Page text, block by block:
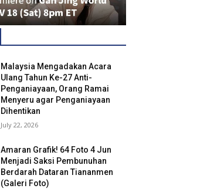
Malaysia Mengadakan Acara
Ulang Tahun Ke-27 Anti-
Penganiayaan, Orang Ramai
Menyeru agar Penganiayaan
Dihentikan
July 22, 2026
Amaran Grafik! 64 Foto 4 Jun
Menjadi Saksi Pembunuhan
Berdarah Dataran Tiananmen
(Galeri Foto)